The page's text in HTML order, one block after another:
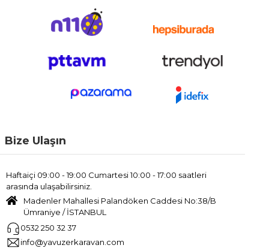
Bize Ulaşın
Haftaiçi 09:00 - 19:00 Cumartesi 10:00 - 17:00 saatleri
arasında ulaşabilirsiniz.
Madenler Mahallesi Palandöken Caddesi No:38/B
Ümraniye / İSTANBUL
0532 250 32 37
info@yavuzerkaravan.com